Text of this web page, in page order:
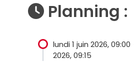
Planning :
lundi 1 juin 2026, 09:00
2026, 09:15